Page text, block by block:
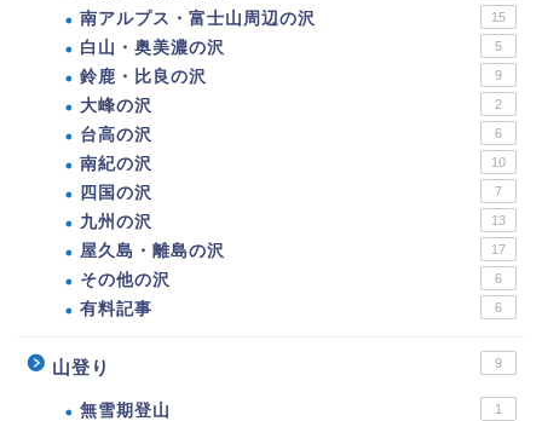
南アルプス・富士山周辺の沢 15
白山・奥美濃の沢 5
鈴鹿・比良の沢 9
大峰の沢 2
台高の沢 6
南紀の沢 10
四国の沢 7
九州の沢 13
屋久島・離島の沢 17
その他の沢 6
有料記事 6
山登り 9
無雪期登山 1